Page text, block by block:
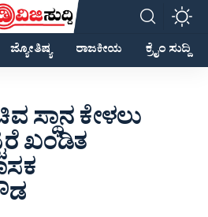
ಜ್ಯೋತಿಷ್ಯ ರಾಜಕೀಯ ಕ್ರೈಂ ಸುದ್ದಿ
ಸ್ಥಾನ ಕೇಳಲು
ಖಂಡಿತ